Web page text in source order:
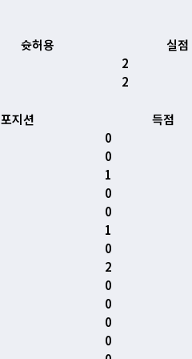
슛허용 실점
2
2
포지션 득점
0
0
1
0
0
1
0
2
0
0
0
0